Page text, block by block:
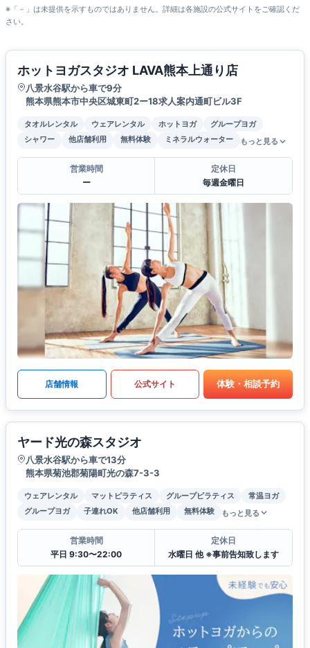
※「－」は未提供を示すものではありません。詳細は各施設の公式サイトをご確認くだ
さい。
ホットヨガスタジオ LAVA熊本上通り店
八景水谷駅から車で9分
熊本県熊本市中央区城東町2ー18求人案内通町ビル3F
タオルレンタル ウェアレンタル ホットヨガ
グループヨガ
シャワー
他店舗利用 無料体験 ミネラルウォーター もっと見る
営業時間
ー
定休日
毎週金曜日
店舗情報 公式サイト 体験・相談予約
ヤード光の森スタジオ
八景水谷駅から車で13分
熊本県菊池郡菊陽町光の森7-3-3
ウェアレンタル マットピラティス グループピラティス
常温ヨガ
グループヨガ
子連れOK 他店舗利用 無料体験 もっと見る
営業時間
平日 9:30〜22:00
定休日
水曜日 他 ※事前告知致します